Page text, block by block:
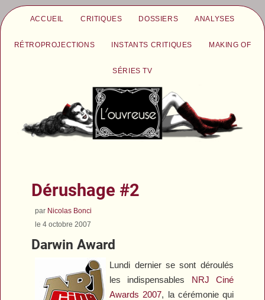
ACCUEIL CRITIQUES DOSSIERS ANALYSES
RÉTROPROJECTIONS INSTANTS CRITIQUES MAKING OF
SÉRIES TV
Dérushage #2
par Nicolas Bonci
le 4 octobre 2007
Darwin Award
Lundi dernier se sont déroulés
les indispensables NRJ Ciné
Awards 2007, la cérémonie qui